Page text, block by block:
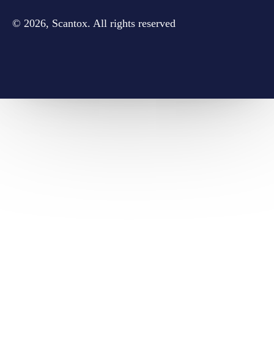
© 2026, Scantox. All rights reserved